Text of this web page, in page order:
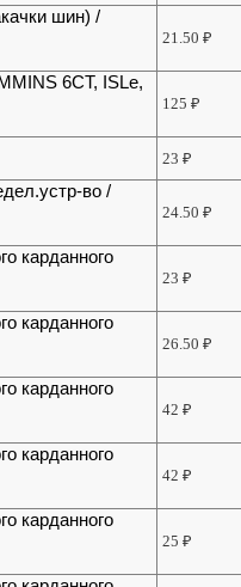
шин) /
21.50₽
6CT, ISLe,
125₽
23₽
во /
24.50₽
карданного
23₽
карданного
26.50₽
карданного
42₽
карданного
42₽
карданного
25₽